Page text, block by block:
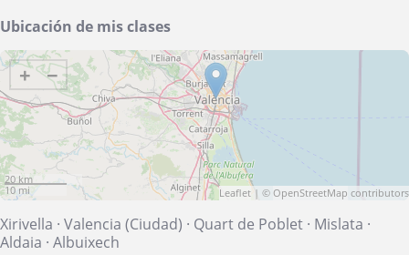
Ubicación de mis clases
+ −
20 km
10 mi
Leaflet | © OpenStreetMap contributors
Xirivella · Valencia (Ciudad) · Quart de Poblet · Mislata ·
Aldaia · Albuixech